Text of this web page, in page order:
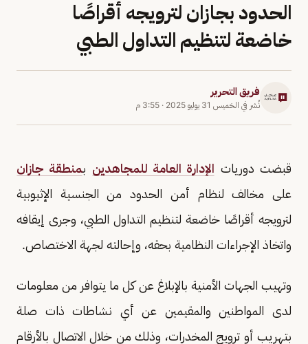
الحدود بجازان لترويجه أقراصًا
خاضعة لتنظيم التداول الطبي
فريق التحرير
نُشر في الخميس 31 يوليو 2025 · 3:55 م
قبضت دوريات الإدارة العامة للمجاهدين بمنطقة جازان
على مخالف لنظام أمن الحدود من الجنسية الإثيوبية
لترويجه أقراصًا خاضعة لتنظيم التداول الطبي، وجرى إيقافه
واتخاذ الإجراءات النظامية بحقه، وإحالته لجهة الاختصاص.
وتهيب الجهات الأمنية بالإبلاغ عن كل ما يتوافر من معلومات
لدى المواطنين والمقيمين عن أي نشاطات ذات صلة
بتهريب أو ترويج المخدرات، وذلك من خلال الاتصال بالأرقام